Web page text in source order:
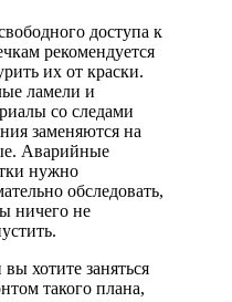
доступа к
рекомендуется
их от краски.
ламели и
со следами
заменяются на
Аварийные
нужно
обследовать,
ничего не
хотите заняться
такого плана,